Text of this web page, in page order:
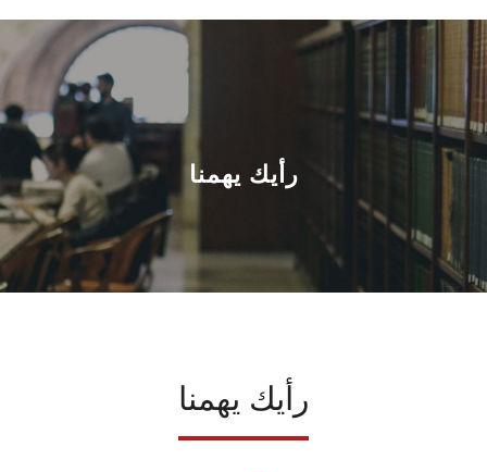
الرئيسيـة
عن الجامعة
القطاعـات
الشئون الأكاديمية
البحث العلمي
رأيك يهمنا
رأيك يهمنا